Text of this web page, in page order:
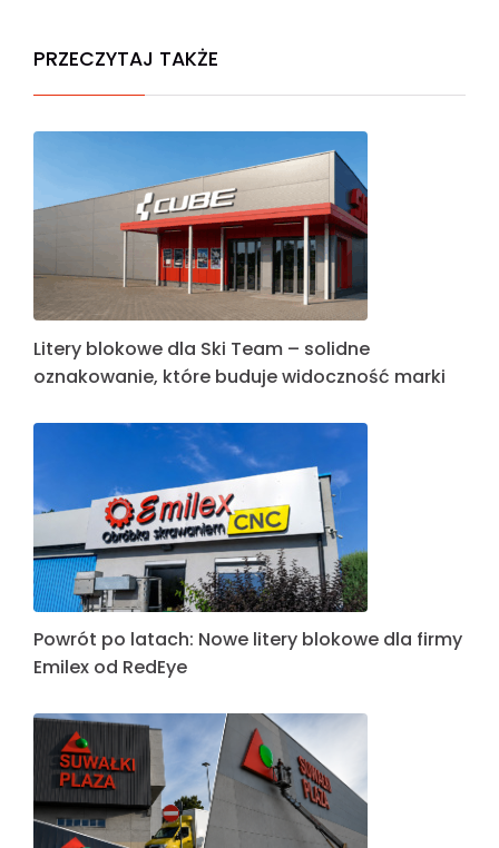
PRZECZYTAJ TAKŻE
Litery blokowe dla Ski Team – solidne
oznakowanie, które buduje widoczność marki
Powrót po latach: Nowe litery blokowe dla firmy
Emilex od RedEye